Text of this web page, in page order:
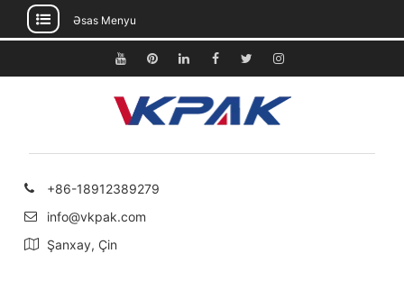
keçin
Əsas Menyu
YoutubePinterestLinkedinFacebook
TwitterInstagram
+86-18912389279
info@vkpak.com
Şanxay, Çin